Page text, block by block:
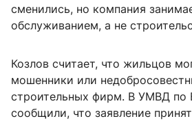
сменились, но компания
обслуживанием, а не
Козлов считает, что жильцов
мошенники или
строительных фирм. В УМВД по
сообщили, что заявление